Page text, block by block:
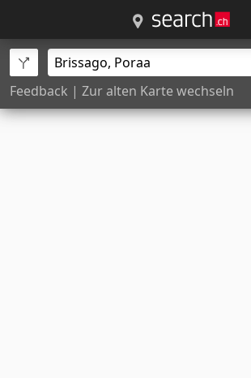
Feedback | Zur alten Karte wechseln